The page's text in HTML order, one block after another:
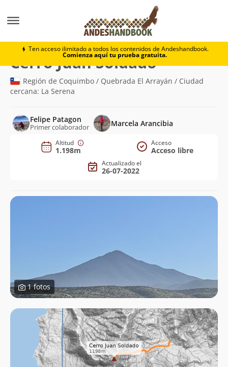
Ten acceso ilimitado a todos los contenidos de Andeshandbook.
Comienza aquí tu prueba gratuita.
Cerro Juan Soldado
Cerro Juan Soldado(1.198m)
Región de Coquimbo / Quebrada El Arrayán / Ciudad
cercana: La Serena
Felipe Patagon
Primer colaborador Marcela Arancibia
Altitud
1.198m
Acceso
Acceso libre
Actualizado el
26-07-2022
1 fotos